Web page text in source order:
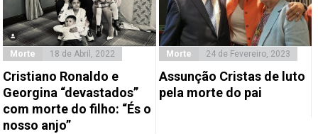
Morte 18 de Abril, 2022
Cristiano Ronaldo e
Georgina “devastados”
com morte do filho: “És o
nosso anjo”
Morte 24 de Fevereiro, 2023
Assunção Cristas de luto
pela morte do pai